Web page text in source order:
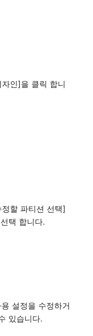
인]을 클릭 합니
할 파티션 선택]
택 합니다.
설정을 수정하거
있습니다.